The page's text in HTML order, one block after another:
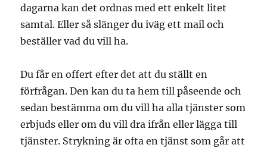
dagarna kan det ordnas med ett enkelt litet
samtal. Eller så slänger du iväg ett mail och
beställer vad du vill ha.
Du får en offert efter det att du ställt en
förfrågan. Den kan du ta hem till påseende och
sedan bestämma om du vill ha alla tjänster som
erbjuds eller om du vill dra ifrån eller lägga till
tjänster. Strykning är ofta en tjänst som går att